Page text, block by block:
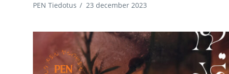
PEN Tiedotus / 23 december 2023